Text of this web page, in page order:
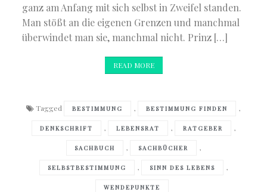
ganz am Anfang mit sich selbst in Zweifel standen.
Man stößt an die eigenen Grenzen und manchmal
überwindet man sie, manchmal nicht. Prinz […]
READ MORE
Tagged BESTIMMUNG , BESTIMMUNG FINDEN ,
DENKSCHRIFT , LEBENSRAT , RATGEBER ,
SACHBUCH , SACHBÜCHER ,
SELBSTBESTIMMUNG , SINN DES LEBENS ,
WENDEPUNKTE